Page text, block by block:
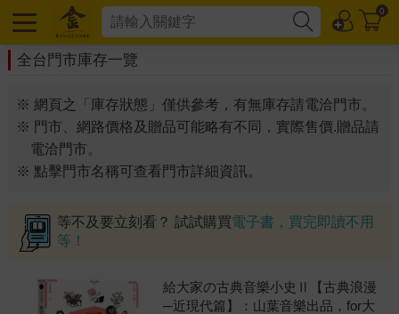
0
全台門市庫存一覽
※ 網頁之「庫存狀態」僅供參考，有無庫存請電洽門市。
※ 門市、網路價格及贈品可能略有不同，實際售價.贈品請
電洽門市。
※ 點擊門市名稱可查看門市詳細資訊。
等不及要立刻看？ 試試購買電子書，買完即讀不用
等！
給大家の古典音樂小史Ⅱ【古典浪漫
─近現代篇】：山葉音樂出品，for大